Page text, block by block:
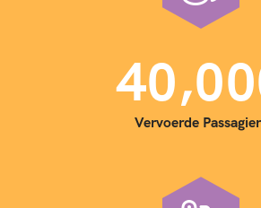
40,00
Vervoerde